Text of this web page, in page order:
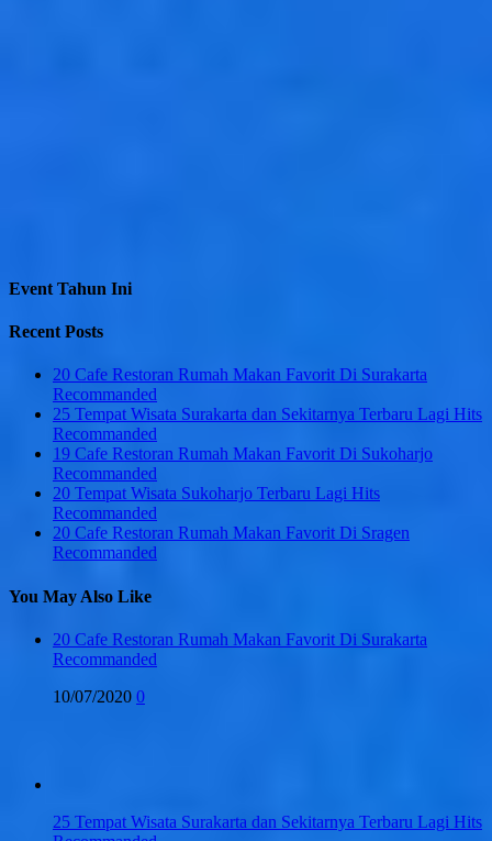
Event Tahun Ini
Recent Posts
20 Cafe Restoran Rumah Makan Favorit Di Surakarta
Recommanded
25 Tempat Wisata Surakarta dan Sekitarnya Terbaru Lagi Hits
Recommanded
19 Cafe Restoran Rumah Makan Favorit Di Sukoharjo
Recommanded
20 Tempat Wisata Sukoharjo Terbaru Lagi Hits
Recommanded
20 Cafe Restoran Rumah Makan Favorit Di Sragen
Recommanded
You May Also Like
20 Cafe Restoran Rumah Makan Favorit Di Surakarta
Recommanded
10/07/2020 0
25 Tempat Wisata Surakarta dan Sekitarnya Terbaru Lagi Hits